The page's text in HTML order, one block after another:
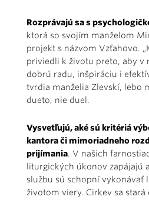
Rozprávajú sa s
ktorá so svojím manželom
projekt s názvom Vzťahovo.
priviedli k životu preto, aby v
dobrú radu, inšpiráciu i
tvrdia manželia Zlevskí, lebo
dueto, nie duel.
Vysvetľujú, aké sú kritériá
kantora či mimoriadneho
prijímania. V našich
liturgických úkonov zapájajú
službu sú schopní vykonávať
životom viery. Cirkev sa